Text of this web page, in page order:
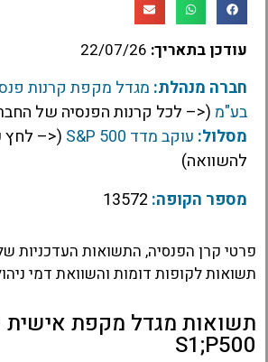
עודכן בתאריך: 22/07/26
חברה מנהלת: מגדל מקפת קרנות
בע"מ (<– לכל קרנות הפנסיה של
מסלול: עוקב מדד S&P 500
(<– לחץ
להשוואה)
מספר הקופה:
פרטי קרן הפנסיה, התשואות העדכניות
תשואות לקופות דומות והשוואת דמי
תשואות מגדל מקפת אישית
S1;P500